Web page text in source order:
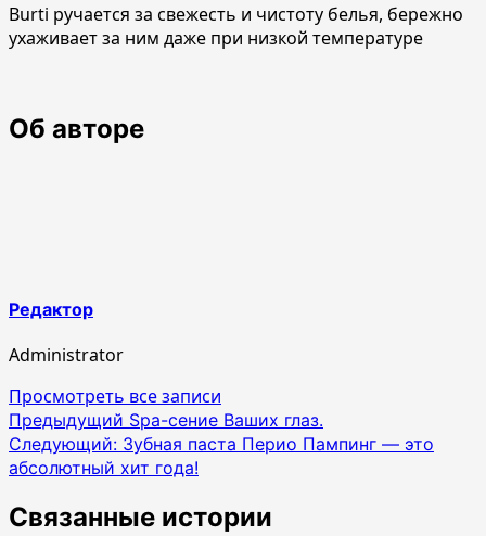
Burti ручается за свежесть и чистоту белья, бережно
ухаживает за ним даже при низкой температуре
Об авторе
Редактор
Administrator
Просмотреть все записи
Навигация
по
записям
Предыдущий Spa-сение Ваших глаз.
Следующий: Зубная паста Перио Пампинг — это
абсолютный хит года!
Связанные истории